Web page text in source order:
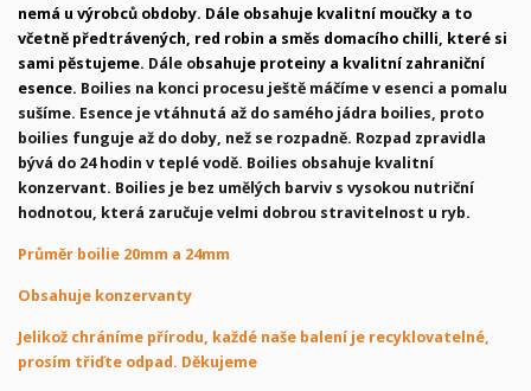
nemá u výrobců obdoby. Dále obsahuje kvalitní moučky a to
včetně předtrávených, red robin a směs domacího chilli, které si
sami pěstujeme. Dále obsahuje proteiny a kvalitní zahraniční
esence. Boilies na konci procesu ještě máčíme v esenci a pomalu
sušíme. Esence je vtáhnutá až do samého jádra boilies, proto
boilies funguje až do doby, než se rozpadně. Rozpad zpravidla
bývá do 24 hodin v teplé vodě. Boilies obsahuje kvalitní
konzervant. Boilies je bez umělých barviv s vysokou nutriční
hodnotou, která zaručuje velmi dobrou stravitelnost u ryb.
Průměr boilie 20mm a 24mm
Obsahuje konzervanty
Jelikož chráníme přírodu, každé naše balení je recyklovatelné,
prosím třiďte odpad. Děkujeme